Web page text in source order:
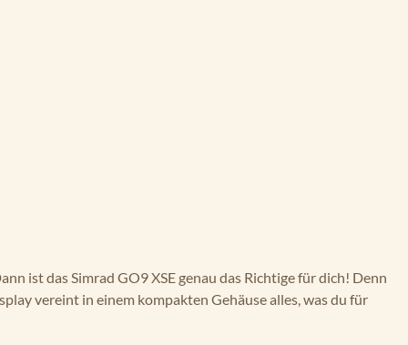
ist das Simrad GO9 XSE genau das Richtige für dich! Denn
vereint in einem kompakten Gehäuse alles, was du für